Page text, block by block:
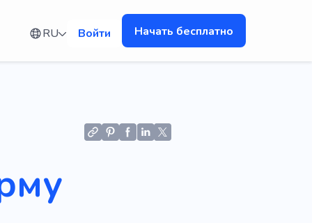
RU Войти Начать бесплатно